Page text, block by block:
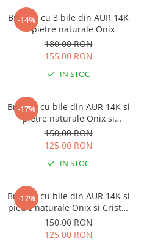
Coliere Transparente cu Cruce
Coliere Transparente cu Stea
Coliere Transparente cu Soare
Coliere Transparente cu Semilună
Coliere Transparente cu Zodii
Coliere Transparente cu Initiale
Coliere Transparente cu Flori
Coliere Transparente cu Animale
Coliere Transparente cu Molecule
Coliere Transparente cu Pietre
Coliere Transparente Diverse
LĂNȚIȘOARE ARGINT
Lănțișoare cu Inimioare
semiprețioase
Brățări elastice cu pietre
semiprețioase
LĂNȚIȘOARE ARGINT
-14%
Bratara cu 3 bile din AUR 14K
si pietre naturale Onix
180,00 RON
155,00 RON
IN STOC
-17%
Bratara cu bile din AUR 14K si
pietre naturale Onix si
Labradorit
150,00 RON
125,00 RON
IN STOC
-17%
Bratara cu bile din AUR 14K si
pietre naturale Onix si Cristal
Preciosa Black Diamond
150,00 RON
125,00 RON